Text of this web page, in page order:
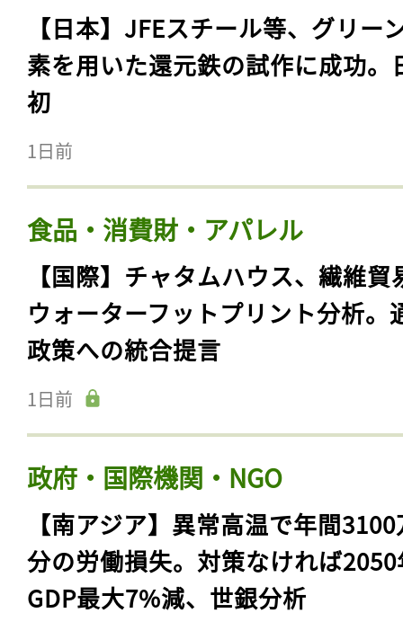
【日本】JFEスチール等、グリー
素を用いた還元鉄の試作に成功。
初
1日前
食品・消費財・アパレル
【国際】チャタムハウス、繊維貿
ウォーターフットプリント分析。
政策への統合提言
1日前
政府・国際機関・NGO
【南アジア】異常高温で年間
分の労働損失。対策なければ
GDP最大7%減、世銀分析